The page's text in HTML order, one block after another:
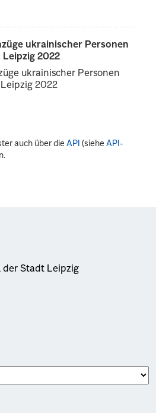
ukrainischer Personen
2022
ukrainischer Personen
2022
auch über dieAPI (sieheAPI-
der Stadt Leipzig